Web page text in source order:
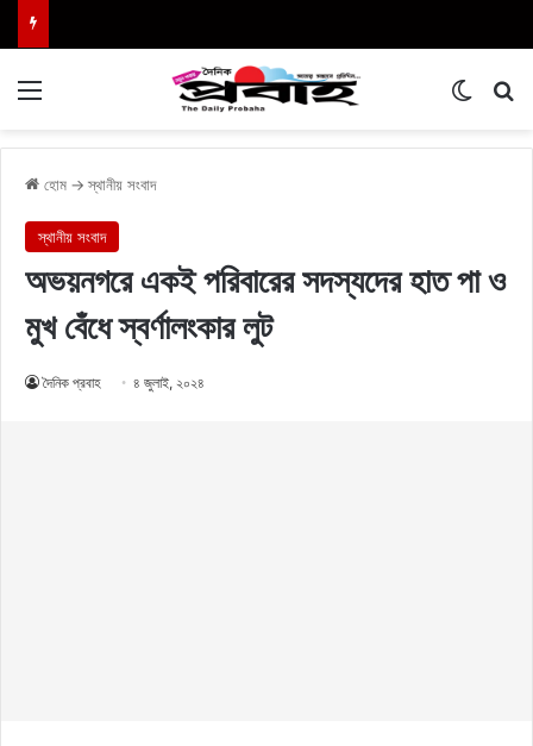
হোম → স্থানীয় সংবাদ
স্থানীয় সংবাদ
অভয়নগরে একই পরিবারের সদস্যদের হাত পা ও
মুখ বেঁধে স্বর্ণালংকার লুট
দৈনিক প্রবাহ ৪ জুলাই, ২০২৪